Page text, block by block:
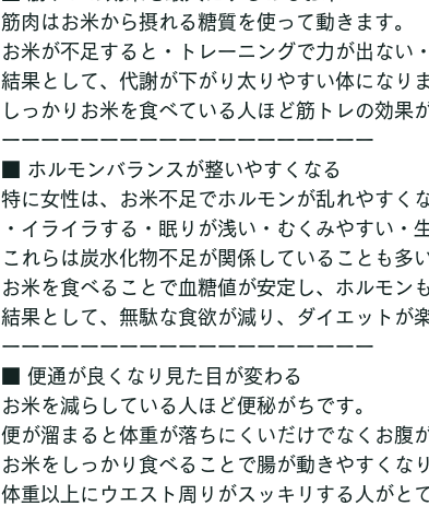
筋肉はお米から摂れる糖質を使って動きます。
お米が不足すると・トレーニングで力が出ない
結果として、代謝が下がり太りやすい体になりま
しっかりお米を食べている人ほど筋トレの効果
ーーーーーーーーーーーーーーーーーーー
■ ホルモンバランスが整いやすくなる
特に女性は、お米不足でホルモンが乱れやすく
・イライラする・眠りが浅い・むくみやすい・
これらは炭水化物不足が関係していることも多
お米を食べることで血糖値が安定し、ホルモン
結果として、無駄な食欲が減り、ダイエットが
ーーーーーーーーーーーーーーーーーーー
■ 便通が良くなり見た目が変わる
お米を減らしている人ほど便秘がちです。
便が溜まると体重が落ちにくいだけでなくお腹
お米をしっかり食べることで腸が動きやすくな
体重以上にウエスト周りがスッキリする人がと